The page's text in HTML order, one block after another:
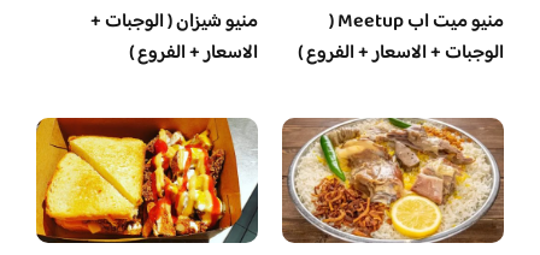
منيو ميت اب Meetup (
الوجبات + الاسعار + الفروع )
منيو شيزان ( الوجبات +
الاسعار + الفروع )